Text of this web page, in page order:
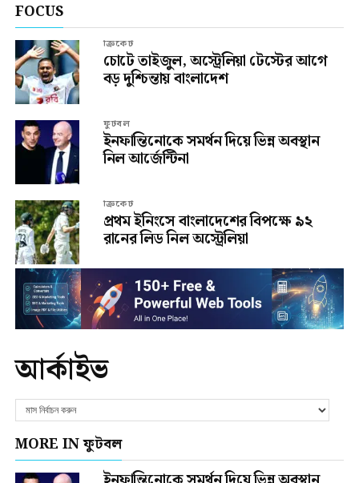
FOCUS
ক্রিকেট
চোটে তাইজুল, অস্ট্রেলিয়া টেস্টের আগে
বড় দুশ্চিন্তায় বাংলাদেশ
ফুটবল
ইনফান্তিনোকে সমর্থন দিয়ে ভিন্ন অবস্থান
নিল আর্জেন্টিনা
ক্রিকেট
প্রথম ইনিংসে বাংলাদেশের বিপক্ষে ৯২
রানের লিড নিল অস্ট্রেলিয়া
আর্কাইভ
MORE IN ফুটবল